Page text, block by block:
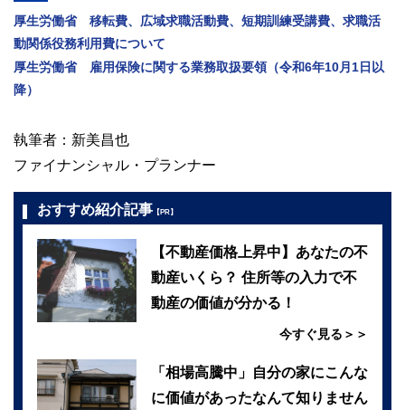
厚生労働省 移転費、広域求職活動費、短期訓練受講費、求職活
動関係役務利用費について
厚生労働省 雇用保険に関する業務取扱要領（令和6年10月1日以
降）
執筆者：新美昌也
ファイナンシャル・プランナー
おすすめ紹介記事 【PR】
【不動産価格上昇中】あなたの不
動産いくら？ 住所等の入力で不
動産の価値が分かる！
今すぐ見る＞＞
「相場高騰中」自分の家にこんな
に価値があったなんて知りません